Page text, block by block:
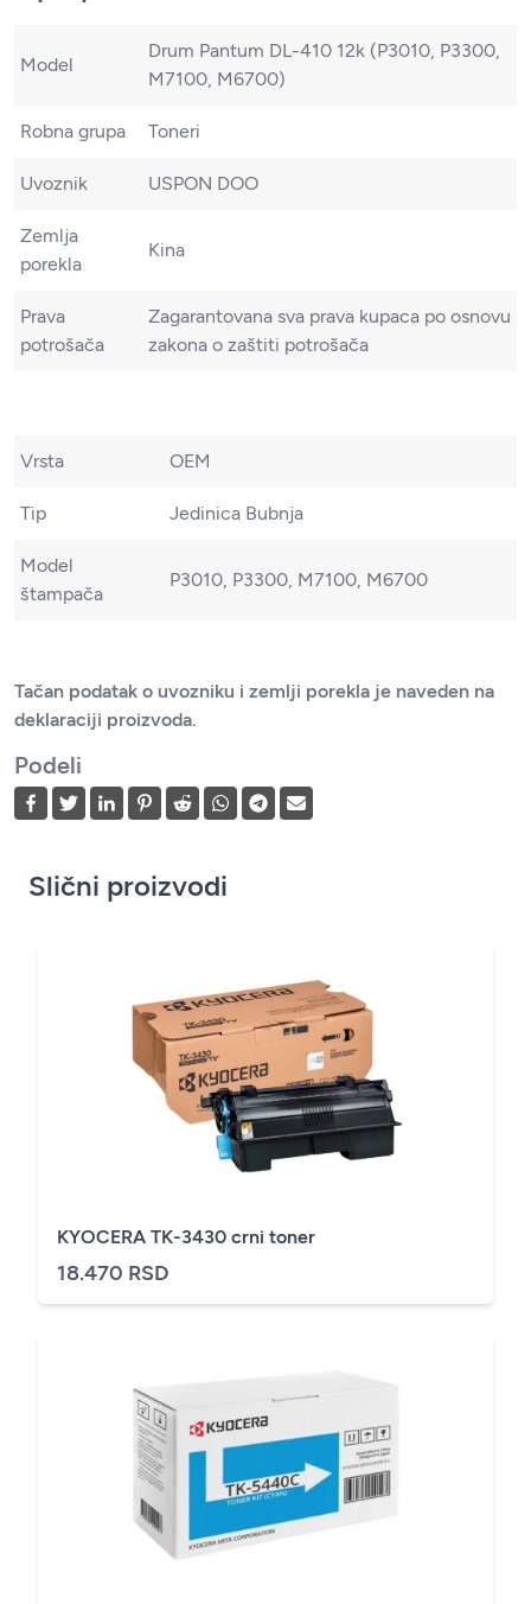
Model
Drum Pantum DL-410 12k (P3010, P3300,
M7100, M6700)
Robna grupa Toneri
Uvoznik USPON DOO
Zemlja
porekla
Kina
Prava
potrošača
Zagarantovana sva prava kupaca po osnovu
zakona o zaštiti potrošača
Vrsta OEM
Tip Jedinica Bubnja
Model
štampača
P3010, P3300, M7100, M6700
Tačan podatak o uvozniku i zemlji porekla je naveden na
deklaraciji proizvoda.
Podeli
Slični proizvodi
KYOCERA TK-3430 crni toner
18.470 RSD